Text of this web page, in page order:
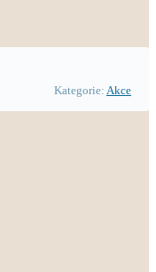
Kategorie: Akce